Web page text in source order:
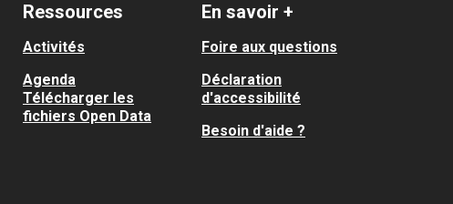
Ressources
Activités
Agenda
Télécharger les
fichiers Open Data
En savoir +
Foire aux questions
Déclaration
d'accessibilité
Besoin d'aide ?